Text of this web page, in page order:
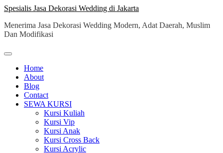
Skip
content
Spesialis Jasa Dekorasi Wedding di Jakarta
Menerima Jasa Dekorasi Wedding Modern, Adat Daerah, Muslim
Dan Modifikasi
Home
About
Blog
Contact
SEWA KURSI
Kursi Kuliah
Kursi Vip
Kursi Anak
Kursi Cross Back
Kursi Acrylic